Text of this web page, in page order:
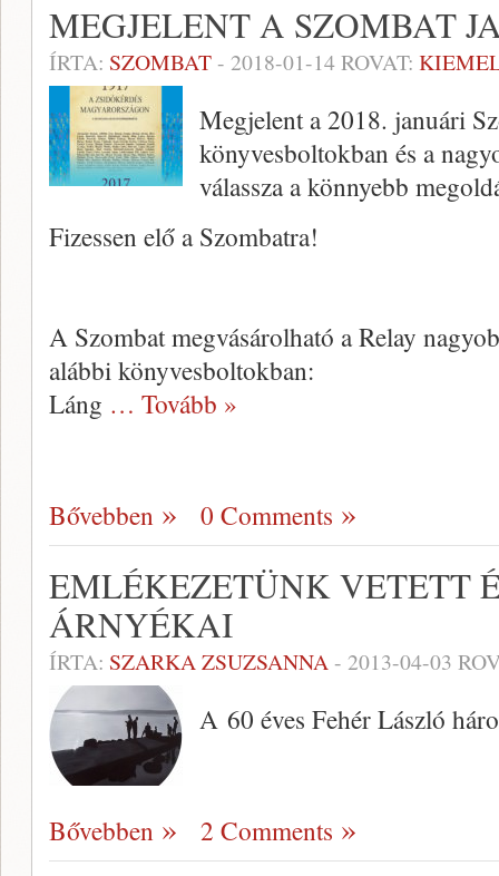
MEGJELENT A SZOMBAT
ÍRTA: SZOMBAT- 2018-01-14ROVAT:
Megjelent a 2018. januári
könyvesboltokban és a
válassza a könnyebb
Fizessen elő a Szombatra!
A Szombat megvásárolható a Relay
alábbi könyvesboltokban:
Láng … Tovább »
Bővebben 0 Comments
EMLÉKEZETÜNK VETETT
ÁRNYÉKAI
ÍRTA: SZARKA ZSUZSANNA- 2013-04-03
A 60 éves Fehér László
Bővebben 2 Comments